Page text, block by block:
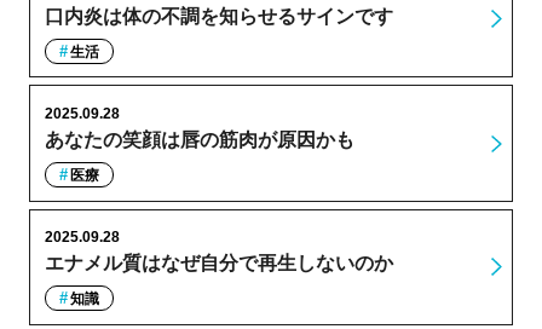
口内炎は体の不調を知らせるサインです
生活
あなたの笑顔は唇の筋肉が原因かも
2025.09.28
医療
エナメル質はなぜ自分で再生しないのか
2025.09.28
知識